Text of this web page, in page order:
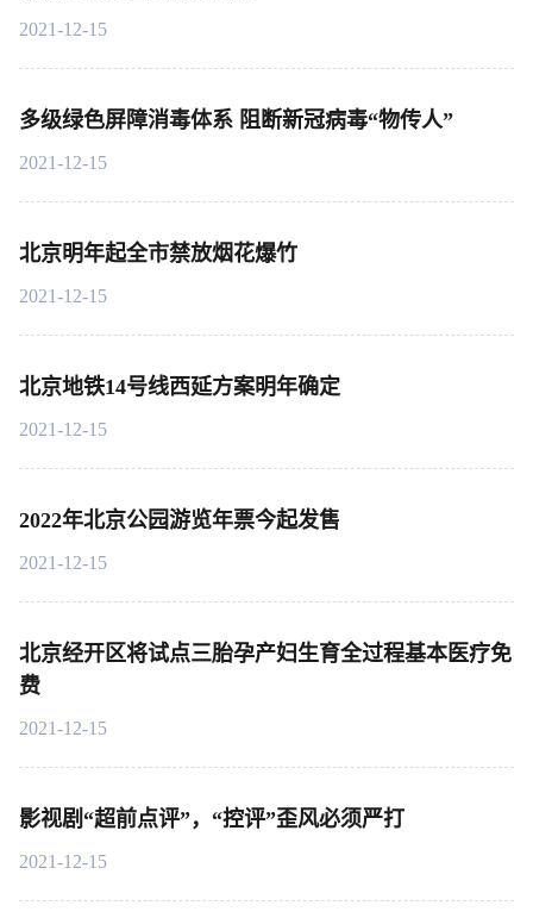
2021-12-15
多级绿色屏障消毒体系 阻断新冠病毒“物传人”
2021-12-15
北京明年起全市禁放烟花爆竹
2021-12-15
北京地铁14号线西延方案明年确定
2021-12-15
2022年北京公园游览年票今起发售
2021-12-15
北京经开区将试点三胎孕产妇生育全过程基本医疗免
费
2021-12-15
影视剧“超前点评”，“控评”歪风必须严打
2021-12-15